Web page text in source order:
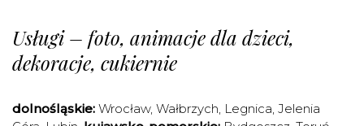
Usługi – foto, animacje dla dzieci,
dekoracje, cukiernie
dolnośląskie: Wrocław, Wałbrzych, Legnica, Jelenia